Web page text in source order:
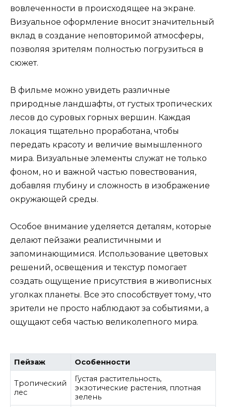
вовлеченности в происходящее на экране.
Визуальное оформление вносит значительный
вклад в создание неповторимой атмосферы,
позволяя зрителям полностью погрузиться в
сюжет.
В фильме можно увидеть различные
природные ландшафты, от густых тропических
лесов до суровых горных вершин. Каждая
локация тщательно проработана, чтобы
передать красоту и величие вымышленного
мира. Визуальные элементы служат не только
фоном, но и важной частью повествования,
добавляя глубину и сложность в изображение
окружающей среды.
Особое внимание уделяется деталям, которые
делают пейзажи реалистичными и
запоминающимися. Использование цветовых
решений, освещения и текстур помогает
создать ощущение присутствия в живописных
уголках планеты. Все это способствует тому, что
зрители не просто наблюдают за событиями, а
ощущают себя частью великолепного мира.
Пейзаж Особенности
Тропический
лес
Густая растительность,
экзотические растения, плотная
зелень